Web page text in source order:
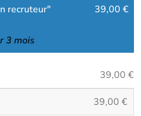
recruteur"
3 mois
39,00 €
39,00 €
39,00 €